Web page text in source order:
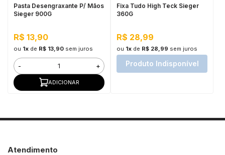
Pasta Desengraxante P/ Mãos
Sieger 900G
R$ 13,90
ou 1xde R$ 13,90 sem juros
- +
ADICIONAR
Fixa Tudo High Teck Sieger
360G
R$ 28,99
ou 1xde R$ 28,99 sem juros
Produto Indisponível
Atendimento